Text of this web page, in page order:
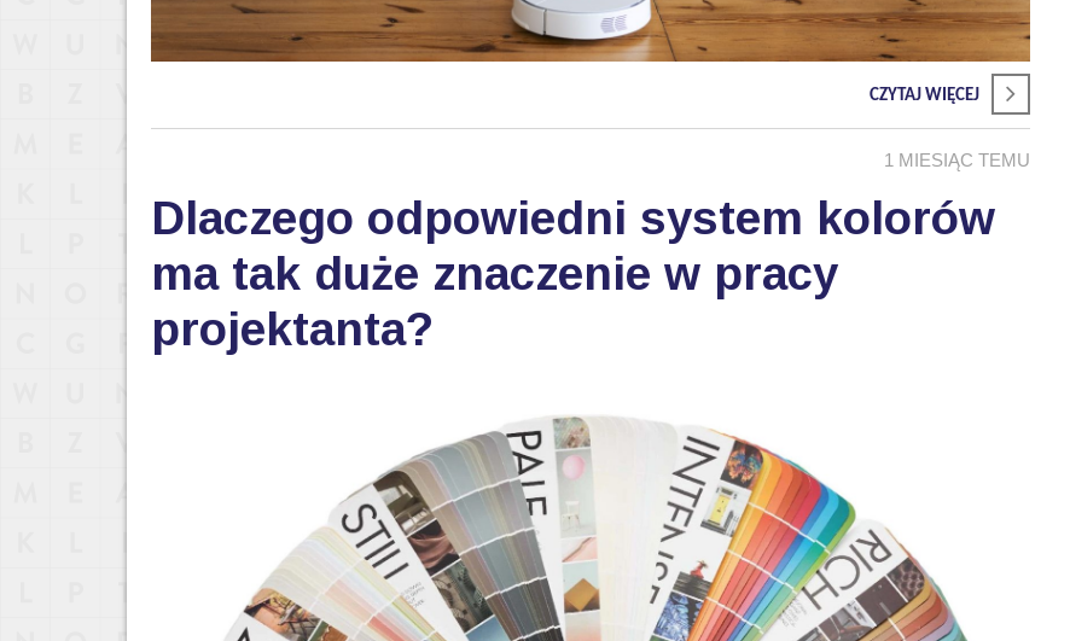
CZYTAJ WIĘCEJ
1 MIESIĄC TEMU
Dlaczego odpowiedni system kolorów
ma tak duże znaczenie w pracy
projektanta?